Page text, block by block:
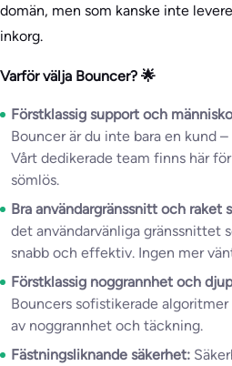
domän, men som kanske inte
inkorg.
Varför välja Bouncer? 🌟
Förstklassig support och
Bouncer är du inte bara en kund
Vårt dedikerade team finns här
sömlös.
Bra användargränssnitt och raket
det användarvänliga gränssnittet
snabb och effektiv. Ingen mer
Förstklassig noggrannhet och
Bouncers sofistikerade
av noggrannhet och täckning.
Fästningsliknande säkerhet: